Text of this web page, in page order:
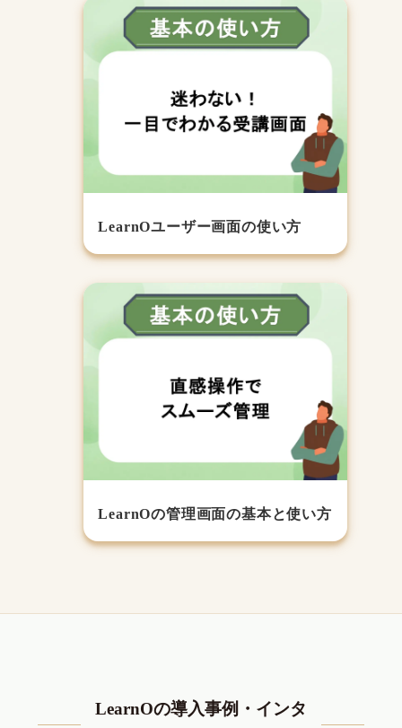
LearnOユーザー画面の使い方
LearnOの管理画面の基本と使い方
LearnOの導入事例・インタ